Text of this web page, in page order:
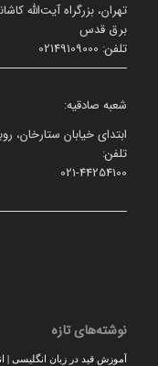
تهران، بزرگراه آیت‌الله
برق قدس
تلفن: 02149109000
شعبه صادقیه:
ابتدای خیابان ستارخان،
تلفن:
021-44254100
نوشته‌های تازه
آموزش قید در زبان انگلیسی |